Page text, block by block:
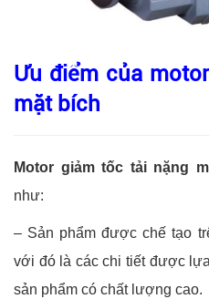
Ưu điểm của
mặt bích
Motor giảm tốc tải nặng
như:
– Sản phẩm được chế tạo
với đó là các chi tiết được
sản phẩm có chất lượng cao.